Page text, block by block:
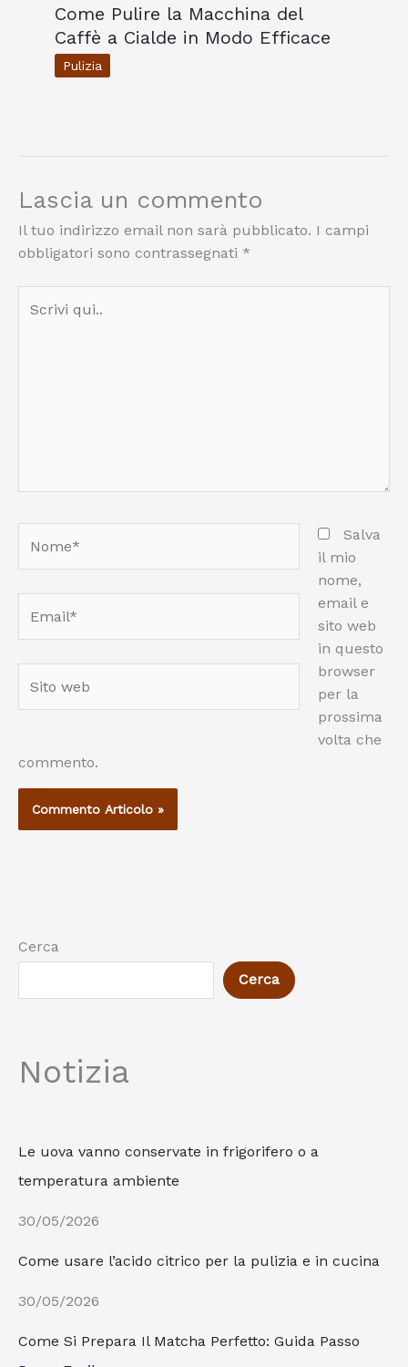
Come Pulire la Macchina del
Caffè a Cialde in Modo Efficace
Pulizia
Lascia un commento
Il tuo indirizzo email non sarà pubblicato. I campi
obbligatori sono contrassegnati *
qui..
web
Salva
il mio
nome,
email e
sito web
in questo
browser
per la
prossima
volta che
commento.
Cerca
Cerca
Notizia
Le uova vanno conservate in frigorifero o a
temperatura ambiente
30/05/2026
Come usare l’acido citrico per la pulizia e in cucina
30/05/2026
Come Si Prepara Il Matcha Perfetto: Guida Passo